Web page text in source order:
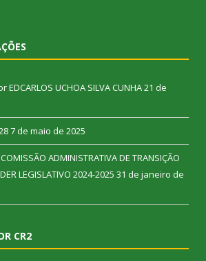
UCHOA SILVA CUNHA21 de
7 de maio de 2025
ADMINISTRATIVA DE TRANSIÇÃO
LEGISLATIVO 2024-2025 31 de janeiro de
CR2